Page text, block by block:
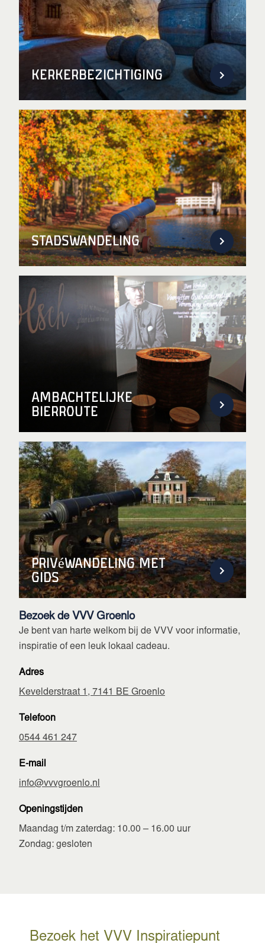
Kerkerbezichtiging
Stadswandeling
Ambachtelijke
Bierroute
Privéwandeling met
gids
Bezoek de VVV Groenlo
Je bent van harte welkom bij de VVV voor informatie,
inspiratie of een leuk lokaal cadeau.
Adres
Kevelderstraat 1, 7141 BE Groenlo
Telefoon
0544 461 247
E-mail
info@vvvgroenlo.nl
Openingstijden
Maandag t/m zaterdag: 10.00 – 16.00 uur
Zondag: gesloten
Bezoek het VVV Inspiratiepunt